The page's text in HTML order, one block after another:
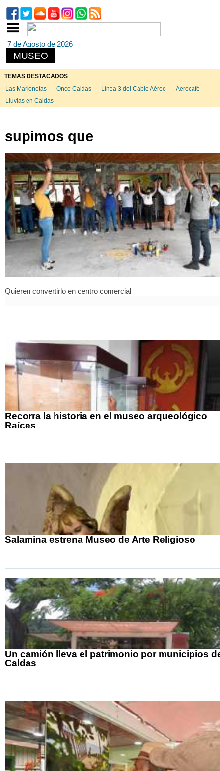
7 de Agosto de 2026
MUSEO
TEMAS DESTACADOS
Las Marionetas
Once Caldas Línea 3 del Cable Aéreo
Aerocafé
Lluvias en Caldas
supimos que
Quieren convertirlo en centro comercial
Recorra la historia en el museo arqueológico
Raíces
Salamina estrena Museo de Arte Religioso
Un camión lleva el patrimonio por municipios
Caldas